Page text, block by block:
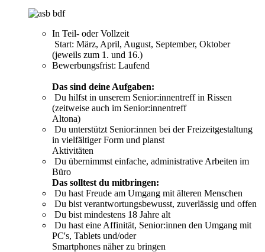
In Teil- oder Vollzeit
Start: März, April, August, September, Oktober
(jeweils zum 1. und 16.)
Bewerbungsfrist: Laufend
Das sind deine Aufgaben:
Du hilfst in unserem Senior:innentreff in Rissen
(zeitweise auch im Senior:innentreff
Altona)
Du unterstützt Senior:innen bei der Freizeitgestaltung
in vielfältiger Form und planst
Aktivitäten
Du übernimmst einfache, administrative Arbeiten im
Büro
Das solltest du mitbringen:
Du hast Freude am Umgang mit älteren Menschen
Du bist verantwortungsbewusst, zuverlässig und offen
Du bist mindestens 18 Jahre alt
Du hast eine Affinität, Senior:innen den Umgang mit
PC's, Tablets und/oder
Smartphones näher zu bringen